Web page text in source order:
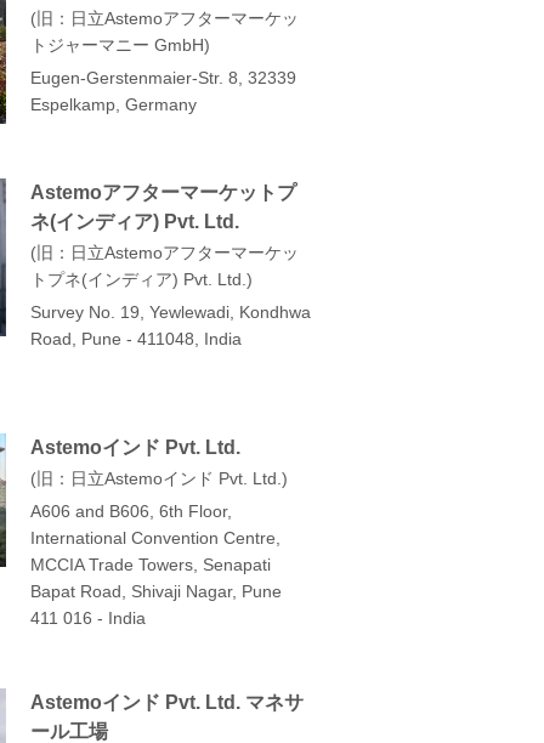
旧：日立Astemoアフターマーケッ
トジャーマニー GmbH
Eugen-Gerstenmaier-Str. 8, 32339
Espelkamp, Germany
Astemoアフターマーケットプ
ネ(インディア) Pvt. Ltd.
旧：日立Astemoアフターマーケッ
トプネ(インディア) Pvt. Ltd.
Survey No. 19, Yewlewadi, Kondhwa
Road, Pune - 411048, India
Astemoインド Pvt. Ltd.
旧：日立Astemoインド Pvt. Ltd.
A606 and B606, 6th Floor,
International Convention Centre,
MCCIA Trade Towers, Senapati
Bapat Road, Shivaji Nagar, Pune
411 016 - India
Astemoインド Pvt. Ltd. マネサ
ール工場